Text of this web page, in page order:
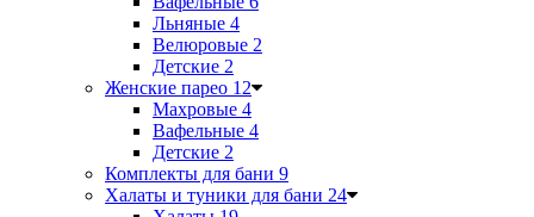
Льняные 4
Велюровые 2
Детские 2
Женские парео 12
Махровые 4
Вафельные 4
Детские 2
Комплекты для бани 9
Халаты и туники для бани 24